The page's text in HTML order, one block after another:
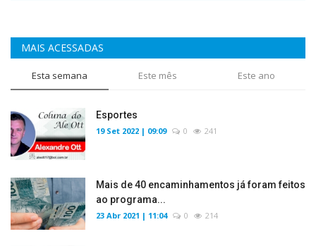
MAIS ACESSADAS
Esta semana Este mês Este ano
Esportes
19 Set 2022 | 09:09 0 241
Mais de 40 encaminhamentos já foram feitos
ao programa...
23 Abr 2021 | 11:04 0 214